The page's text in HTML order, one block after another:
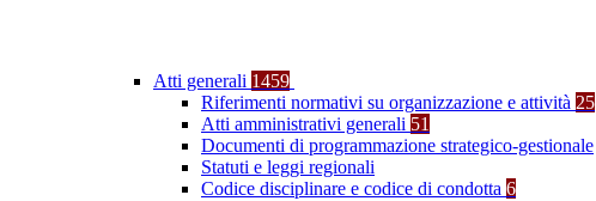
Atti generali 1459
Riferimenti normativi su organizzazione e attività 25
Atti amministrativi generali 51
Documenti di programmazione strategico-gestionale
Statuti e leggi regionali
Codice disciplinare e codice di condotta 6